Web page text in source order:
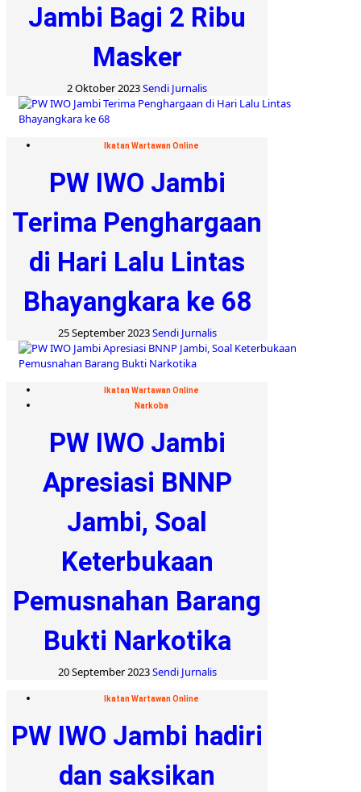
Jambi Bagi 2 Ribu
Masker
2 Oktober 2023Sendi Jurnalis
Ikatan Wartawan Online
PW IWO Jambi
Terima Penghargaan
di Hari Lalu Lintas
Bhayangkara ke 68
25 September 2023Sendi Jurnalis
Ikatan Wartawan Online
Narkoba
PW IWO Jambi
Apresiasi BNNP
Jambi, Soal
Keterbukaan
Pemusnahan Barang
Bukti Narkotika
20 September 2023Sendi Jurnalis
Ikatan Wartawan Online
PW IWO Jambi hadiri
dan saksikan